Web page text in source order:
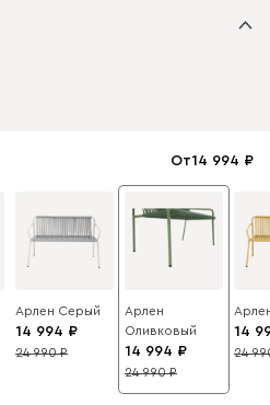
От14 994
Арлен Серый
14 994
40
24 990
Арлен
Оливковый
14 994
40
24 990
14
40
24